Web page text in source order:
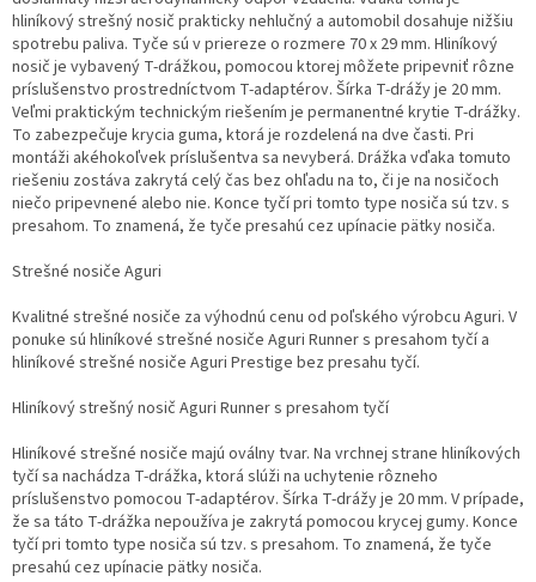
hliníkový strešný nosič prakticky nehlučný a automobil dosahuje nižšiu
spotrebu paliva. Tyče sú v priereze o rozmere 70 x 29 mm. Hliníkový
nosič je vybavený T-drážkou, pomocou ktorej môžete pripevniť rôzne
príslušenstvo prostredníctvom T-adaptérov. Šírka T-drážy je 20 mm.
Veľmi praktickým technickým riešením je permanentné krytie T-drážky.
To zabezpečuje krycia guma, ktorá je rozdelená na dve časti. Pri
montáži akéhokoľvek príslušentva sa nevyberá. Drážka vďaka tomuto
riešeniu zostáva zakrytá celý čas bez ohľadu na to, či je na nosičoch
niečo pripevnené alebo nie. Konce tyčí pri tomto type nosiča sú tzv. s
presahom. To znamená, že tyče presahú cez upínacie pätky nosiča.
Strešné nosiče Aguri
Kvalitné strešné nosiče za výhodnú cenu od poľského výrobcu Aguri. V
ponuke sú hliníkové strešné nosiče Aguri Runner s presahom tyčí a
hliníkové strešné nosiče Aguri Prestige bez presahu tyčí.
Hliníkový strešný nosič Aguri Runner s presahom tyčí
Hliníkové strešné nosiče majú oválny tvar. Na vrchnej strane hliníkových
tyčí sa nachádza T-drážka, ktorá slúži na uchytenie rôzneho
príslušenstvo pomocou T-adaptérov. Šírka T-drážy je 20 mm. V prípade,
že sa táto T-drážka nepoužíva je zakrytá pomocou krycej gumy. Konce
tyčí pri tomto type nosiča sú tzv. s presahom. To znamená, že tyče
presahú cez upínacie pätky nosiča.